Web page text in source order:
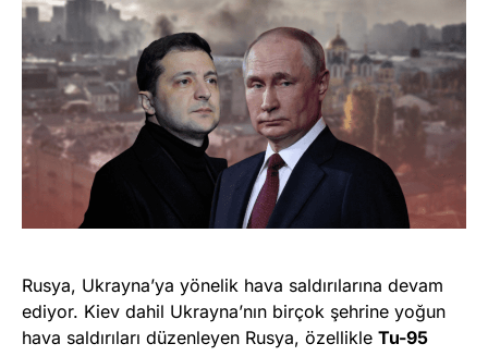
Rusya, Ukrayna’ya yönelik hava saldırılarına devam
ediyor. Kiev dahil Ukrayna’nın birçok şehrine yoğun
hava saldırıları düzenleyen Rusya, özellikle Tu-95